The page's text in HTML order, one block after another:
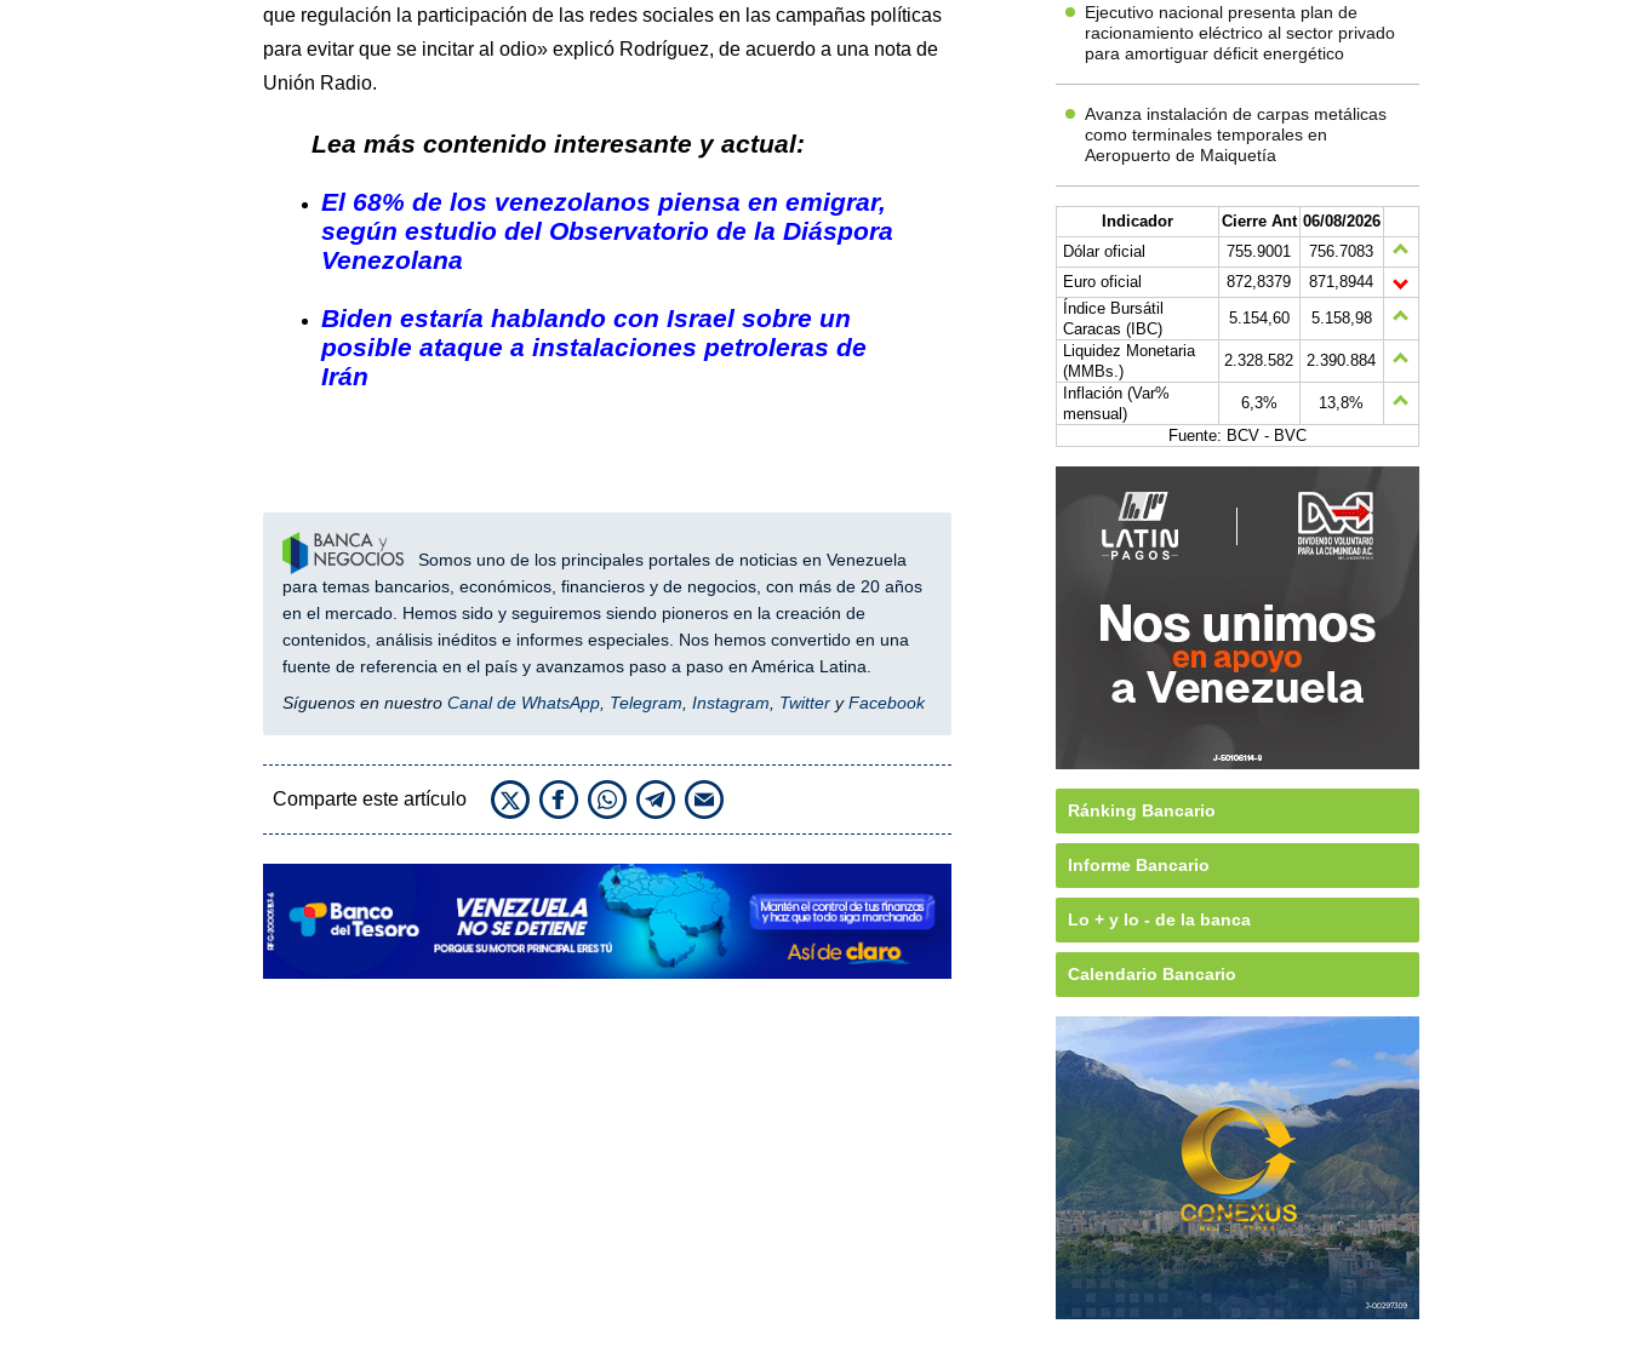
que regulación la participación de las redes sociales en las campañas políticas
para evitar que se incitar al odio» explicó Rodríguez, de acuerdo a una nota de
Unión Radio.
Lea más contenido interesante y actual:
El 68% de los venezolanos piensa en emigrar,
según estudio del Observatorio de la Diáspora
Venezolana
Biden estaría hablando con Israel sobre un
posible ataque a instalaciones petroleras de
Irán
Somos uno de los principales portales de noticias en Venezuela
para temas bancarios, económicos, financieros y de negocios, con más de 20 años
en el mercado. Hemos sido y seguiremos siendo pioneros en la creación de
contenidos, análisis inéditos e informes especiales. Nos hemos convertido en una
fuente de referencia en el país y avanzamos paso a paso en América Latina.
Síguenos en nuestro Canal de WhatsApp, Telegram Instagram TwitteryFacebook
Comparte este artículo
Ejecutivo nacional presenta plan de
racionamiento eléctrico al sector privado
para amortiguar déficit energético
Avanza instalación de carpas metálicas
como terminales temporales en
Aeropuerto de Maiquetía
Indicador Cierre Ant 06/08/2026
Dólar oficial
755.9001
756.7083
Euro oficial
872,8379
871,8944
Índice Bursátil
Caracas (IBC)
5.154,60
5.158,98
Liquidez Monetaria
(MMBs.)
2.328.582
2.390.884
Inflación (Var%
mensual)
6,3%
13,8%
Fuente: BCV - BVC
Ránking Bancario
Informe Bancario
Lo + y lo - de la banca
Calendario Bancario